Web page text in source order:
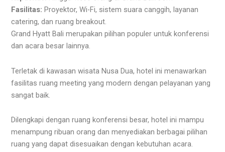
Fasilitas: Proyektor, Wi-Fi, sistem suara canggih, layanan
catering, dan ruang breakout.
Grand Hyatt Bali merupakan pilihan populer untuk konferensi
dan acara besar lainnya.
Terletak di kawasan wisata Nusa Dua, hotel ini menawarkan
fasilitas ruang meeting yang modern dengan pelayanan yang
sangat baik.
Dilengkapi dengan ruang konferensi besar, hotel ini mampu
menampung ribuan orang dan menyediakan berbagai pilihan
ruang yang dapat disesuaikan dengan kebutuhan acara.